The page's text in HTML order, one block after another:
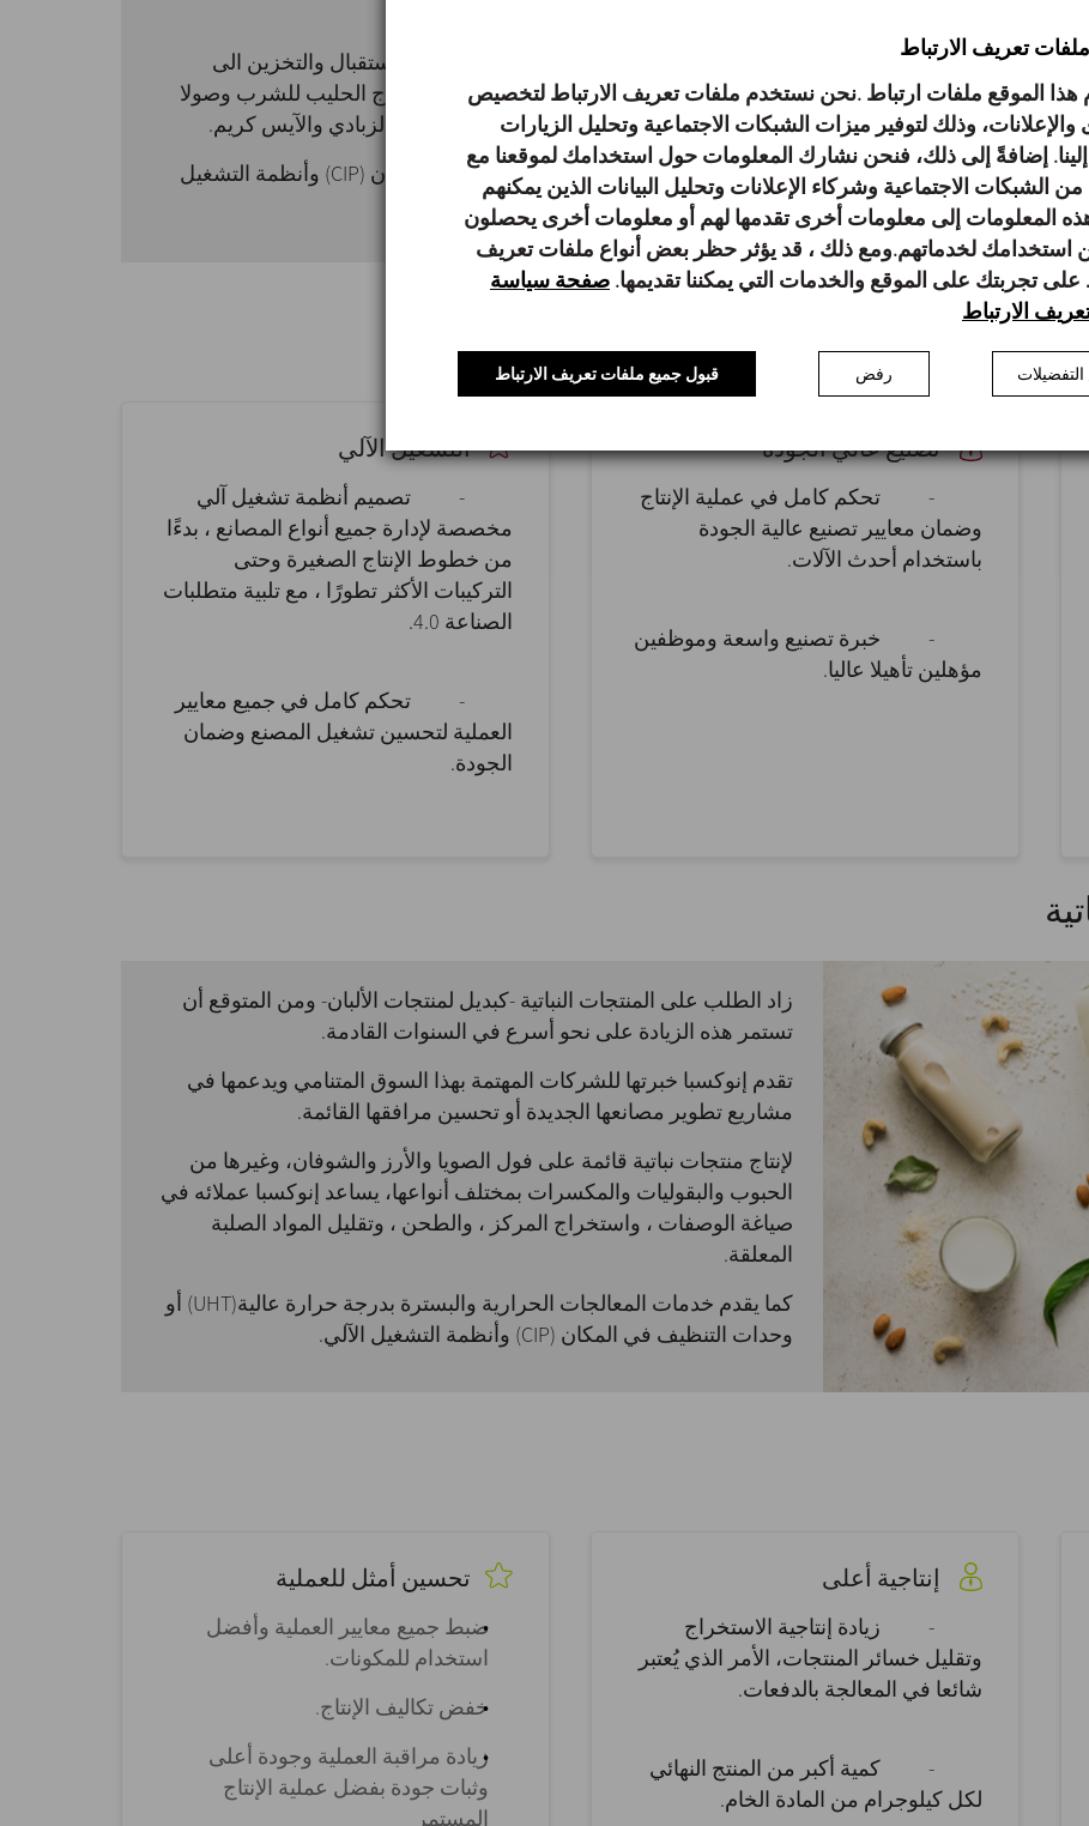
تعتني إنوكسبا بجميع مراحل العملية، بدءا من الاستقبال والتخزين الى
المعالجات الحرارية وأنظمة التعبئة والتغليف لإنتاج الحليب للشرب وصولا
إلى إنتاج القشدة والزبدة ومختلف أنواع الجبن والزبادي والآيس كريم.
كما توفر إنوكسبا على وحدات التنظيف في المكان (CIP) وأنظمة التشغيل
الآلي.
تصنيع عالي الجودة
- تحكم كامل في عملية الإنتاج
وضمان معايير تصنيع عالية الجودة
باستخدام أحدث الآلات.
- خبرة تصنيع واسعة وموظفين
مؤهلين تأهيلا عاليا.
التشغيل الآلي
- تصميم أنظمة تشغيل آلي
مخصصة لإدارة جميع أنواع المصانع ، بدءًا
من خطوط الإنتاج الصغيرة وحتى
التركيبات الأكثر تطورًا ، مع تلبية متطلبات
الصناعة 4.0.
- تحكم كامل في جميع معايير
العملية لتحسين تشغيل المصنع وضمان
الجودة.
زاد الطلب على المنتجات النباتية -كبديل لمنتجات الألبان- ومن المتوقع أن
تستمر هذه الزيادة على نحو أسرع في السنوات القادمة.
تقدم إنوكسبا خبرتها للشركات المهتمة بهذا السوق المتنامي ويدعمها في
مشاريع تطوير مصانعها الجديدة أو تحسين مرافقها القائمة.
لإنتاج منتجات نباتية قائمة على فول الصويا والأرز والشوفان، وغيرها من
الحبوب والبقوليات والمكسرات بمختلف أنواعها، يساعد إنوكسبا عملائه في
صياغة الوصفات ، واستخراج المركز ، والطحن ، وتقليل المواد الصلبة
المعلقة.
كما يقدم خدمات المعالجات الحرارية والبسترة بدرجة حرارة عالية(UHT) أو
وحدات التنظيف في المكان (CIP) وأنظمة التشغيل الآلي.
إنتاجية أعلى
- زيادة إنتاجية الاستخراج
وتقليل خسائر المنتجات، الأمر الذي يُعتبر
شائعا في المعالجة بالدفعات.
- كمية أكبر من المنتج النهائي
لكل كيلوجرام من المادة الخام.
تحسين أمثل للعملية
ضبط جميع معايير العملية وأفضل
استخدام للمكونات.
خفض تكاليف الإنتاج.
زيادة مراقبة العملية وجودة أعلى
وثبات جودة بفضل عملية الإنتاج
المستمر
ملفات تعريف الارتباط
الموقع ملفات ارتباط .نحن نستخدم ملفات تعريف الارتباط لتخصيص
والإعلانات، وذلك لتوفير ميزات الشبكات الاجتماعية وتحليل الزيارات
إلينا. إضافةً إلى ذلك، فنحن نشارك المعلومات حول استخدامك لموقعنا مع
من الشبكات الاجتماعية وشركاء الإعلانات وتحليل البيانات الذين يمكنهم
المعلومات إلى معلومات أخرى تقدمها لهم أو معلومات أخرى يحصلون
استخدامك لخدماتهم.ومع ذلك ، قد يؤثر حظر بعض أنواع ملفات تعريف
على تجربتك على الموقع والخدمات التي يمكننا تقديمها. صفحة سياسة
الارتباط
رفض قبول جميع ملفات تعريف الارتباط